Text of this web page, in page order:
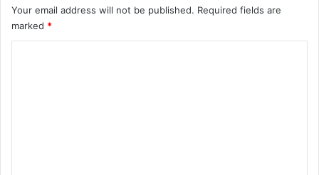
Your email address will not be published. Required fields are
marked *